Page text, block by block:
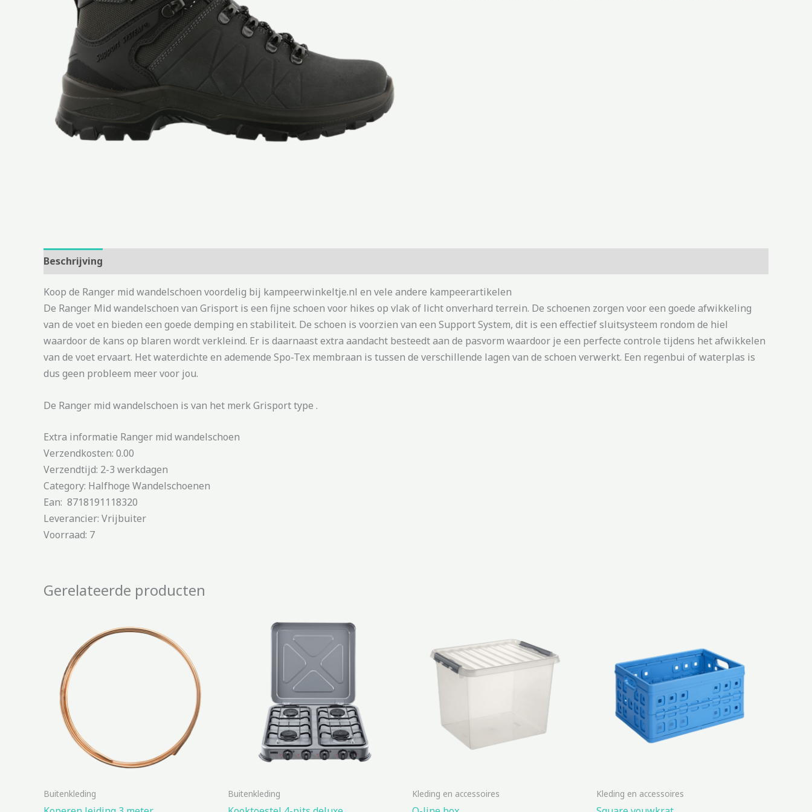
Beschrijving
Koop de Ranger mid wandelschoen voordelig bij kampeerwinkeltje.nl en vele andere kampeerartikelen
De Ranger Mid wandelschoen van Grisport is een fijne schoen voor hikes op vlak of licht onverhard terrein. De schoenen zorgen voor een goede afwikkeling
van de voet en bieden een goede demping en stabiliteit. De schoen is voorzien van een Support System, dit is een effectief sluitsysteem rondom de hiel
waardoor de kans op blaren wordt verkleind. Er is daarnaast extra aandacht besteedt aan de pasvorm waardoor je een perfecte controle tijdens het afwikkelen
van de voet ervaart. Het waterdichte en ademende Spo-Tex membraan is tussen de verschillende lagen van de schoen verwerkt. Een regenbui of waterplas is
dus geen probleem meer voor jou.
De Ranger mid wandelschoen is van het merk Grisport type .
Extra informatie Ranger mid wandelschoen
Verzendkosten: 0.00
Verzendtijd: 2-3 werkdagen
Category: Halfhoge Wandelschoenen
Ean: 8718191118320
Leverancier: Vrijbuiter
Voorraad: 7
Gerelateerde producten
Buitenkleding Buitenkleding Kleding en accessoires Kleding en accessoires